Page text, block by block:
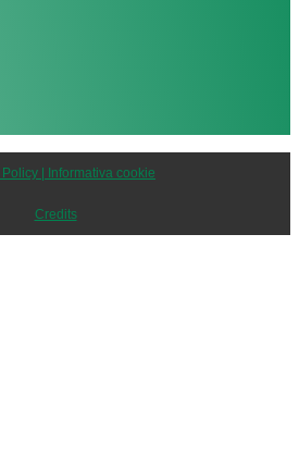
| Informativa cookie
Credits